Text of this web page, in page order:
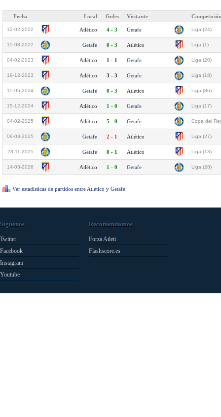
Fecha Local Goles Visitante Competición
12-02-2022 Atlético 4 - 3 Getafe Liga (24)
15-08-2022 Getafe 0 - 3 Atlético Liga (1)
04-02-2023 Atlético 1 - 1 Getafe Liga (20)
19-12-2023 Atlético 3 - 3 Getafe Liga (18)
15-05-2024 Getafe 0 - 3 Atlético Liga (36)
15-12-2024 Atlético 1 - 0 Getafe Liga (17)
04-02-2025 Atlético 5 - 0 Getafe Copa del
09-03-2025 Getafe 2 - 1 Atlético Liga (27)
23-11-2025 Getafe 0 - 1 Atlético Liga (13)
14-03-2026 Atlético 1 - 0 Getafe Liga (28)
Ver estadísticas de partidos entre Atlético y Getafe
Síguenos
Twitter
Facebook
Instagram
Youtube
Recomendamos
Forza Atleti
Flashscore.es